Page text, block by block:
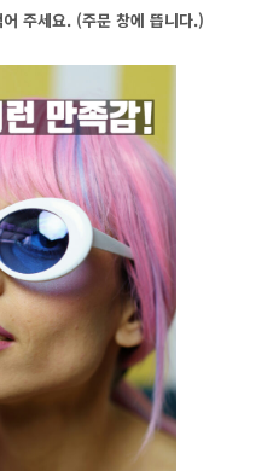
주세요. (주문 창에 뜹니다.)